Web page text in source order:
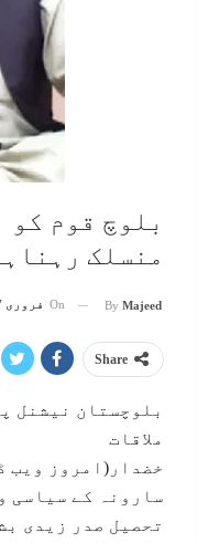
بلوچ قوم
منسلک
By Majeed
On فروری 27, 2021
Share
بلوچستان نیشنل
ملاقات
خضدار(امروز ویب
سارونہ کے سیاسی
تحصیل صدر زیدی